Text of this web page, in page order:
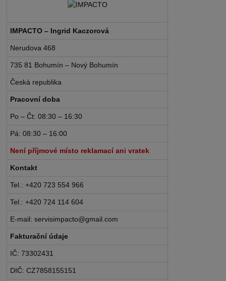
IMPACTO – Ingrid Kaczorová
Nerudova 468
735 81 Bohumín – Nový Bohumín
Česká republika
Pracovní doba
Po – Čt: 08:30 – 16:30
Pá: 08:30 – 16:00
Není příjmové místo reklamací ani vratek
Kontakt
Tel.: +420 723 554 966
Tel.: +420 724 114 604
E-mail: servisimpacto@gmail.com
Fakturační údaje
IČ: 73302431
DIČ: CZ7858155151